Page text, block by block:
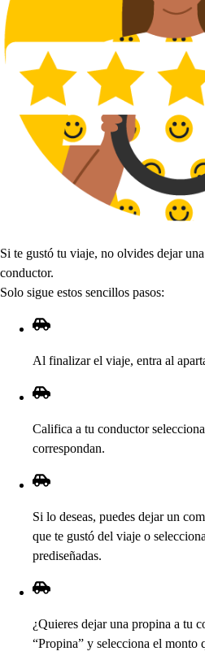
Si te gustó tu viaje, no olvides dejar
conductor.
Solo sigue estos sencillos pasos:
Al finalizar el viaje, entra al apart
Califica a tu conductors
correspondan.
Si lo deseas, puedes dejar un
que te gustó del viaje o s
prediseñadas.
¿Quieres dejar una propina a tu
“Propina” y selecciona el monto